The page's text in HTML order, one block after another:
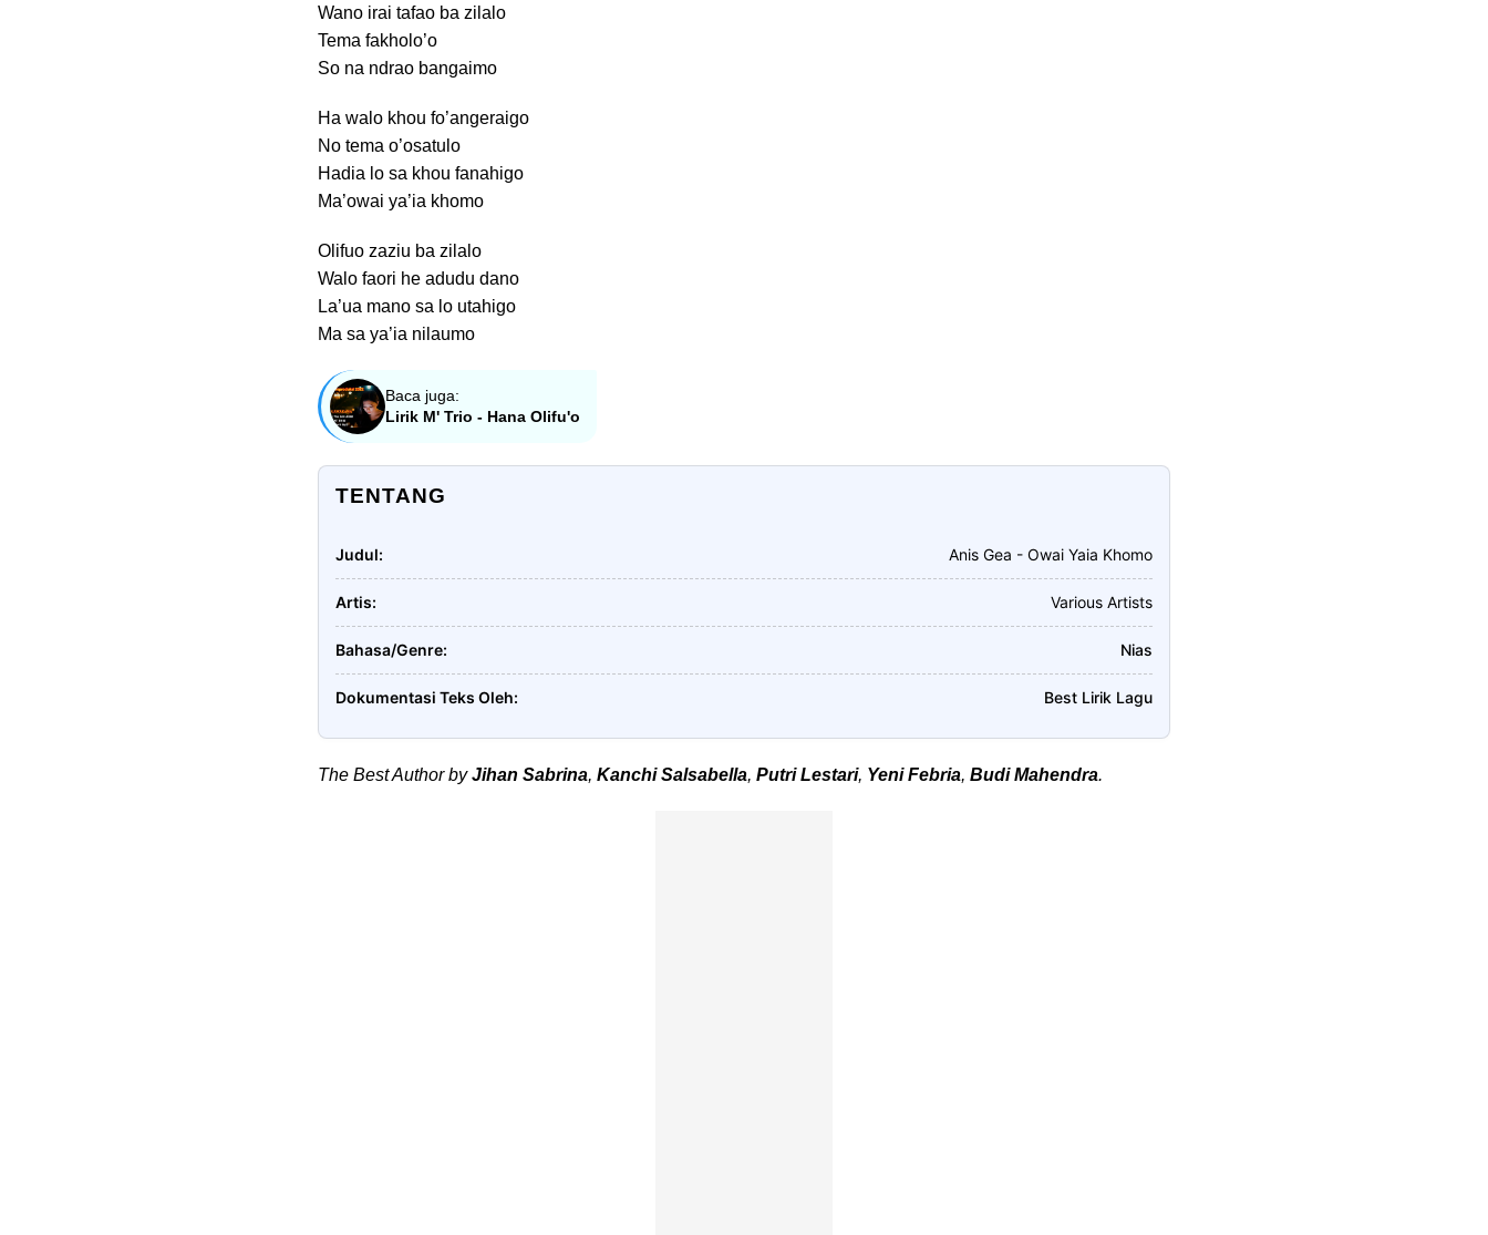
Wano irai tafao ba zilalo
Tema fakholo’o
So na ndrao bangaimo
Ha walo khou fo’angeraigo
No tema o’osatulo
Hadia lo sa khou fanahigo
Ma’owai ya’ia khomo
Olifuo zaziu ba zilalo
Walo faori he adudu dano
La’ua mano sa lo utahigo
Ma sa ya’ia nilaumo
Baca juga:
Lirik M' Trio - Hana Olifu'o
TENTANG
Judul Anis Gea - Owai Yaia Khomo
Artis Various Artists
Bahasa/Genre Nias
Dokumentasi Teks Oleh Best Lirik Lagu
The Best Author byJihan Sabrina, Kanchi Salsabella, Putri Lestari, Yeni Febria, Budi Mahendra.